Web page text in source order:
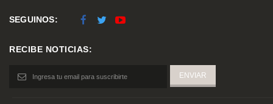
SEGUINOS:
RECIBE NOTICIAS: